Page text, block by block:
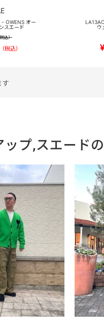
- OWENS オー
スエード
込）
（税込）
ウ
す
ップ,スエード